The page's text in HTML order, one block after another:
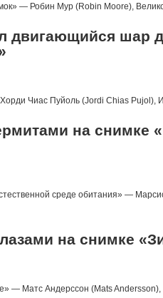
— Робин Мур (Robin Moore),
двигающийся шар
Чиас Пуйоль (Jordi Chias Pujol),
на снимке
среде обитания» —
на снимке
— Матс Андерссон (Mats